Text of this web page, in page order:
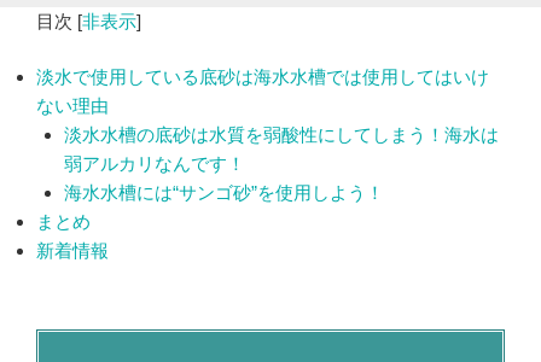
目次 [非表示]
淡水で使用している底砂は海水水槽では使用してはいけ
ない理由
淡水水槽の底砂は水質を弱酸性にしてしまう！海水は
弱アルカリなんです！
海水水槽には“サンゴ砂”を使用しよう！
まとめ
新着情報